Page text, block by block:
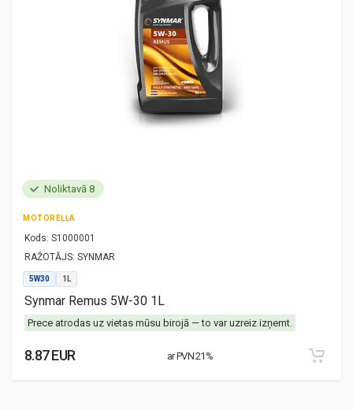
Noliktavā 8
MOTOREĻĻA
Kods: S1000001
RAŽOTĀJS: SYNMAR
5W30 1L
Synmar Remus 5W-30 1L
Prece atrodas uz vietas mūsu birojā — to var uzreiz izņemt.
8.87 EUR ar PVN 21%